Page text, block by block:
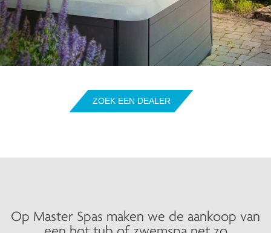
ZOEK EEN DEALER
Op Master Spas maken we de aankoop van